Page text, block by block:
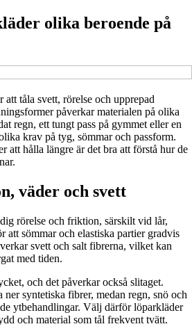
olika beroende på
tåla svett, rörelse och upprepad
påverkar materialen på olika
regn, ett tungt pass på gymmet eller en
krav på tyg, sömmar och passform.
att hålla längre är det bra att förstå hur de
väder och svett
rörelse och friktion, särskilt vid lår,
att sömmar och elastiska partier gradvis
svett och salt fibrerna, vilket kan
med tiden.
och det påverkar också slitaget.
syntetiska fibrer, medan regn, snö och
ytbehandlingar. Välj därför löparkläder
och material som tål frekvent tvätt.